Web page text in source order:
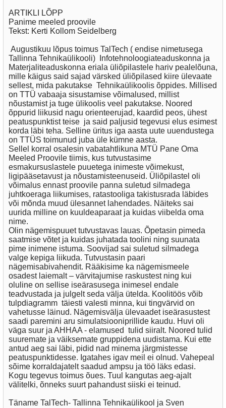
ARTIKLI LÕPP
Panime meeled proovile
Tekst: Kerti Kollom Seidelberg
Augustikuu lõpus toimus TalTech ( endise nimetusega
Tallinna Tehnikaülikooli) Infotehnoloogiateaduskonna ja
Materjaliteaduskonna eriala üliõpilastele hariv pealelõuna,
mille käigus said sajad värsked üliõpilased kiire ülevaate
sellest, mida pakutakse Tehnikaülikoolis õppides. Millised
on TTÜ vabaaja sisustamise võimalused, millist
nõustamist ja tuge ülikoolis veel pakutakse. Noored
õppurid liikusid nagu orienteerujad, kaardid peos, ühest
peatuspunktist teise ja said paljusid tegevusi elus esimest
korda läbi teha. Selline üritus iga aasta uute uuendustega
on TTÜS toimunud juba üle kümne aasta.
Sellel korral osalesin vabatahtlikuna MTÜ Pane Oma
Meeled Proovile tiimis, kus tutvustasime
esmakursuslastele puuetega inimeste võimekust,
ligipääsetavust ja nõustamisteenuseid. Üliõpilastel oli
võimalus ennast proovile panna suletud silmadega
juhtkoeraga liikumises, ratastooliga takistusrada läbides
või mõnda muud ülesannet lahendades. Näiteks sai
uurida milline on kuuldeaparaat ja kuidas viibelda oma
nime.
Olin nägemispuuet tutvustavas lauas. Õpetasin pimeda
saatmise võtet ja kuidas juhatada toolini ning suunata
pime inimene istuma. Soovijad sai suletud silmadega
valge kepiga liikuda. Tutvustasin paari
nägemisabivahendit. Rääkisime ka nägemismeele
osadest laiemalt – värvitajumise raskustest ning kui
oluline on sellise iseärasusega inimesel endale
teadvustada ja julgelt seda välja ütelda. Koolitöös võib
tulpdiagramm täiesti valesti minna, kui tingvärvid on
vahetusse läinud. Nägemisvälja ülevaadet iseärasustest
saadi paremini aru simulatsiooniprillide kaudu. Huvi oli
väga suur ja AHHAA - elamused tulid siiralt. Noored tulid
suuremate ja väiksemate gruppidena uudistama. Kui ette
antud aeg sai läbi, pidid nad minema järgmistesse
peatuspunktidesse. Igatahes igav meil ei olnud. Vahepeal
sõime korraldajatelt saadud ampsu ja töö läks edasi.
Kogu tegevus toimus õues. Tuul kangutas aeg-ajalt
välitelki, õnneks suurt pahandust siiski ei teinud.
Täname TalTech- Tallinna Tehnikaülikool ja Sven